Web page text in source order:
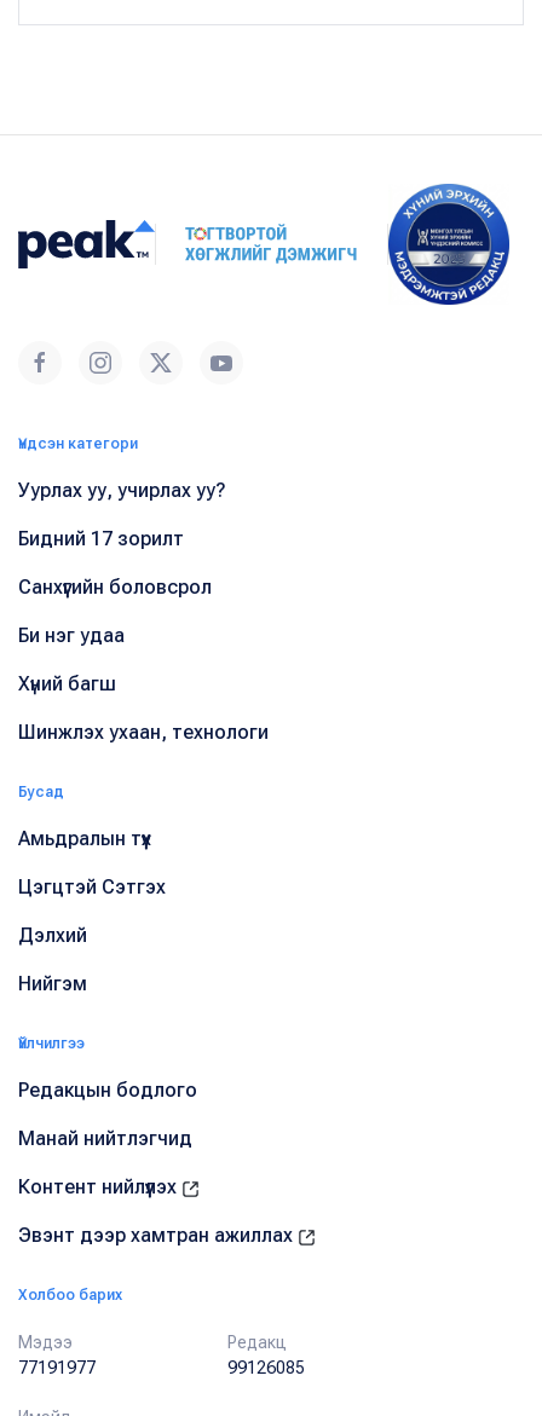
Үндсэн категори
Уурлах уу, учирлах уу?
Бидний 17 зорилт
Санхүүгийн боловсрол
Би нэг удаа
Хүний багш
Шинжлэх ухаан, технологи
Бусад
Амьдралын түүх
Цэгцтэй Сэтгэх
Дэлхий
Нийгэм
Үйлчилгээ
Редакцын бодлого
Манай нийтлэгчид
Контент нийлүүлэх
Эвэнт дээр хамтран ажиллах
Холбоо барих
Мэдээ
77191977
Редакц
99126085